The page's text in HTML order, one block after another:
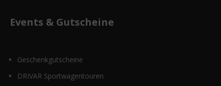
Events & Gutscheine
Geschenkgutscheine
DRIVAR Sportwagentouren